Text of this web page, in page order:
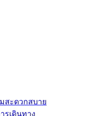
มสะดวกสบาย
รเดินทาง